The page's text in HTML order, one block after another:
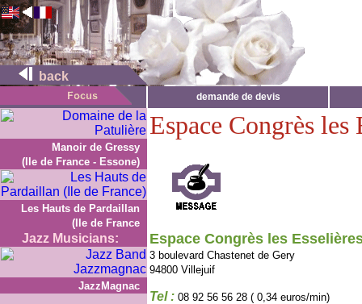
back
demande de devis
Manoir de Gressy
(Ile de France - Essone)
Les Hauts de Pardaillan
(Ile de France
Jazz Musicians:
JazzMagnac
Espace Congrès les
Espace Congrès les
3 boulevard Chastenet de Gery
94800 Villejuif
Tel : 08 92 56 56 28 ( 0,34 euros/min)